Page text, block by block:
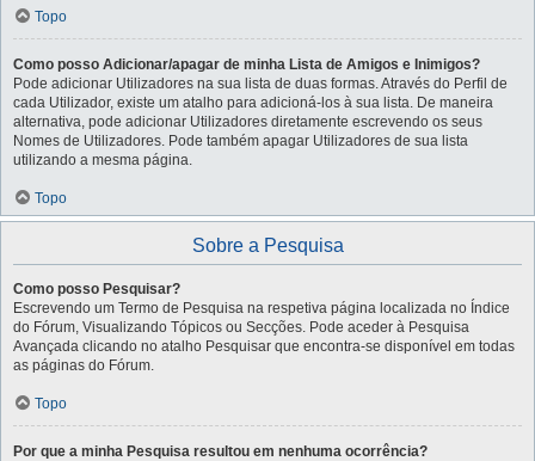
Topo
Como posso Adicionar/apagar de minha Lista de Amigos e Inimigos?
Pode adicionar Utilizadores na sua lista de duas formas. Através do Perfil de
cada Utilizador, existe um atalho para adicioná-los à sua lista. De maneira
alternativa, pode adicionar Utilizadores diretamente escrevendo os seus
Nomes de Utilizadores. Pode também apagar Utilizadores de sua lista
utilizando a mesma página.
Topo
Sobre a Pesquisa
Como posso Pesquisar?
Escrevendo um Termo de Pesquisa na respetiva página localizada no Índice
do Fórum, Visualizando Tópicos ou Secções. Pode aceder à Pesquisa
Avançada clicando no atalho Pesquisar que encontra-se disponível em todas
as páginas do Fórum.
Topo
Por que a minha Pesquisa resultou em nenhuma ocorrência?